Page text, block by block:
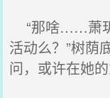
“那啥……萧
活动么？”树荫
问，或许在她